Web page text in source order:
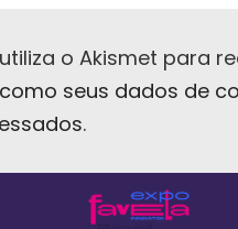
o Akismet para
seus dados de
.